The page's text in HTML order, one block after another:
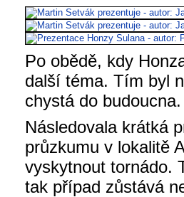
Po obědě, kdy
další téma. Tím byl
chystá do
Následovala krátká
průzkumu v lokalitě
vyskytnout tornádo.
tak případ zůstává